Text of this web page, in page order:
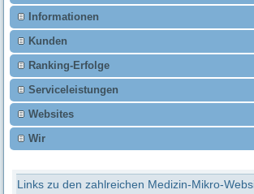
Informationen
Kunden
Ranking-Erfolge
Serviceleistungen
Websites
Wir
Links zu den zahlreichen Medizin-Mikro-